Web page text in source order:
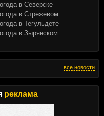
все новости
реклама
в Северске
в Стрежевом
в Тегульдете
в Зырянском